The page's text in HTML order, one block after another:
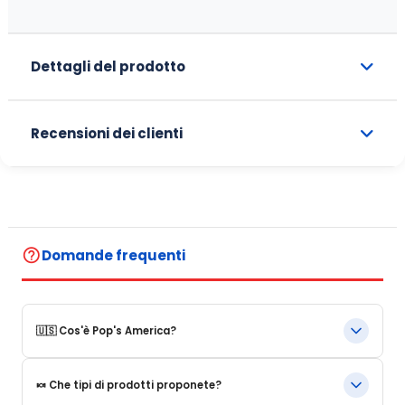
Dettagli del prodotto
Recensioni dei clienti
help_outlineDomande frequenti
🇺🇸 Cos'è Pop's America?
Pop's America è un negozio online specializzato in prodotti
alimentari e bevande emblematiche degli Stati Uniti.
🍬 Che tipi di prodotti proponete?